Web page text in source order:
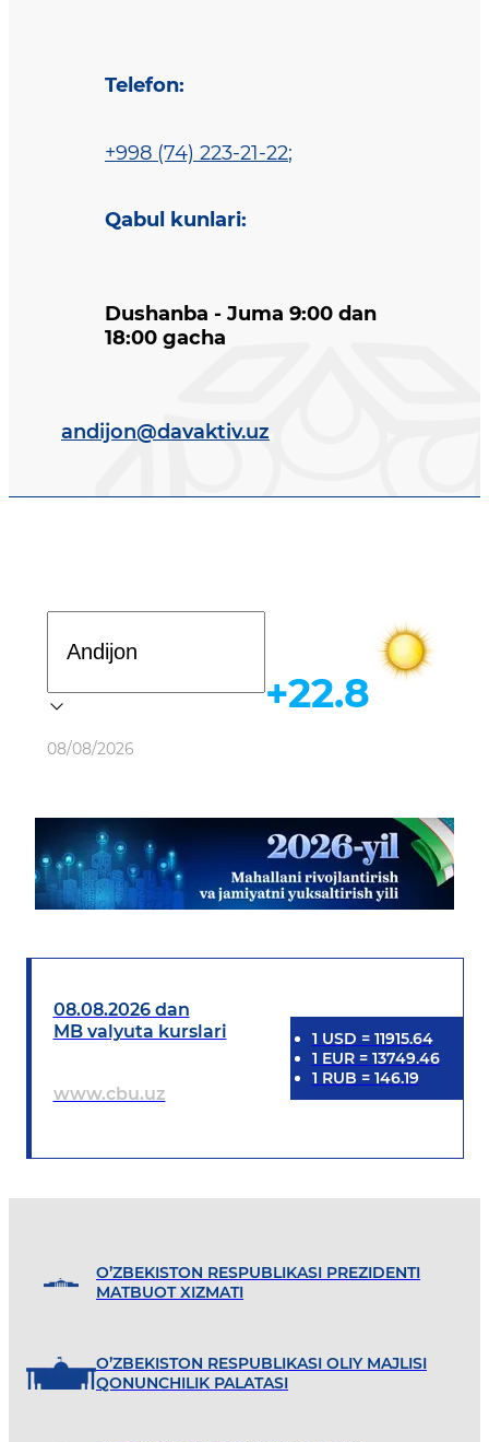
Telefon:
+998 (74) 223-21-22;
Qabul kunlari:
Dushanba - Juma 9:00 dan
18:00 gacha
andijon@davaktiv.uz
Ob-havo
08/08/2026
+22.8
08.08.2026 dan
MB valyuta kurslari
www.cbu.uz
1 USD = 11915.64
1 EUR= 13749.46
1 RUB = 146.19
O’ZBEKISTON RESPUBLIKASI PREZIDENTI
MATBUOT XIZMATI
O’ZBEKISTON RESPUBLIKASI OLIY MAJLISI
QONUNCHILIK PALATASI